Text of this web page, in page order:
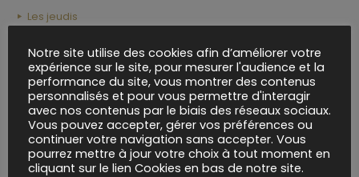
Les jeudis
Wedding Awards 2023
Idées cadeaux Noël ?
Brunch : le repas idéal des lendemains de Mariage !
Archives
octobre 2024
Notre site utilise des cookies afin d’améliorer votre
expérience sur le site, pour mesurer l'audience et la
performance du site, vous montrer des contenus
personnalisés et pour vous permettre d'interagir
avec nos contenus par le biais des réseaux sociaux.
Vous pouvez accepter, gérer vos préférences ou
continuer votre navigation sans accepter. Vous
pourrez mettre à jour votre choix à tout moment en
cliquant sur le lien Cookies en bas de notre site.